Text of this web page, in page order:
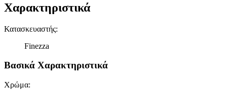
Χαρακτηριστικά
Κατασκευαστής:
Finezza
Βασικά Χαρακτηριστικά
Χρώμα: